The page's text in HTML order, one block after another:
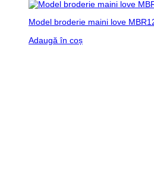
Model broderie maini love
Adaugă în coș